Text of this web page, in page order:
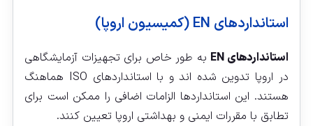
استانداردهای EN (کمیسیون اروپا)
استانداردهای EN
به طور خاص برای تجهیزات آزمایشگاهی
در اروپا تدوین شده‌ اند و با استانداردهای ISO هماهنگ
هستند. این استانداردها الزامات اضافی را ممکن است برای
تطابق با مقررات ایمنی و بهداشتی اروپا تعیین کنند.